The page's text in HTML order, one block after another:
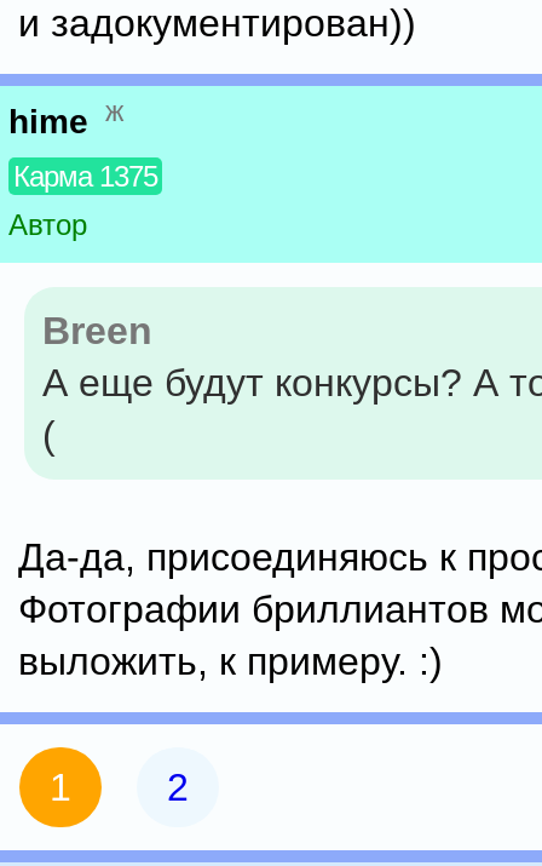
и задокументирован))
hime ж
Карма 1375
Автор
Breen
А еще будут конкурсы? А
(
Да-да, присоединяюсь к
Фотографии бриллиантов
выложить, к примеру. :)
1 2